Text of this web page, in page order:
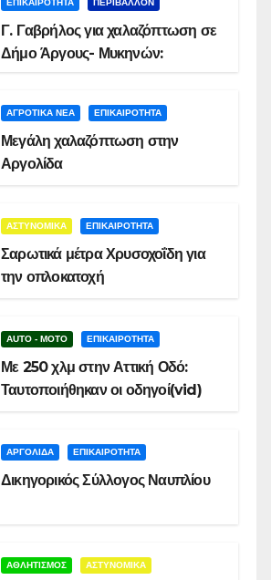
ΕΠΙΚΑΙΡΟΤΗΤΑ ΠΕΡΙΒΑΛΛΟΝ
Γ. Γαβρήλος για χαλαζόπτωση σε
Δήμο Άργους- Μυκηνών:
ΑΓΡΟΤΙΚΑ ΝΕΑ ΕΠΙΚΑΙΡΟΤΗΤΑ
Μεγάλη χαλαζόπτωση στην
Αργολίδα
ΑΣΤΥΝΟΜΙΚΑ ΕΠΙΚΑΙΡΟΤΗΤΑ
Σαρωτικά μέτρα Χρυσοχοΐδη για
την οπλοκατοχή
AUTO - MOTO ΕΠΙΚΑΙΡΟΤΗΤΑ
Με 250 χλμ στην Αττική Οδό:
Ταυτοποιήθηκαν οι οδηγοί(vid)
ΑΡΓΟΛΙΔΑ ΕΠΙΚΑΙΡΟΤΗΤΑ
Δικηγορικός Σύλλογος Ναυπλίου
ΑΘΛΗΤΙΣΜΟΣ ΑΣΤΥΝΟΜΙΚΑ